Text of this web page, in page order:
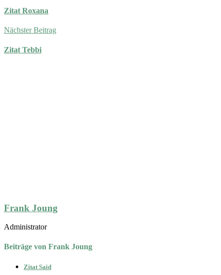
Zitat Roxana
Nächster Beitrag
Zitat Tebbi
Frank Joung
Administrator
Beiträge von Frank Joung
Zitat Said